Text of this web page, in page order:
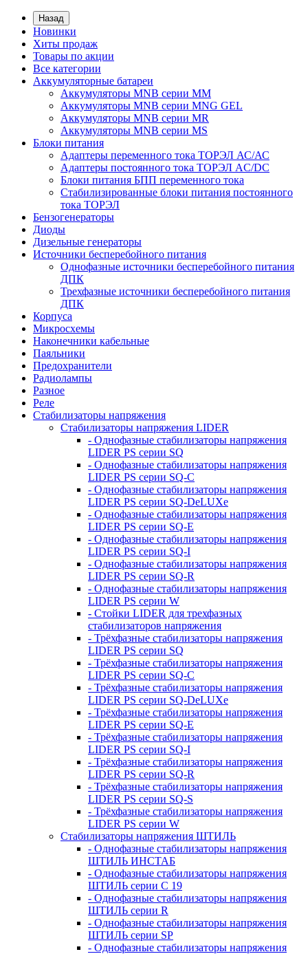
Назад
Новинки
Хиты продаж
Товары по акции
Все категории
Аккумуляторные батареи
Аккумуляторы MNB серии MM
Аккумуляторы MNB серии MNG GEL
Аккумуляторы MNB серии MR
Аккумуляторы MNB серии MS
Блоки питания
Адаптеры переменного тока ТОРЭЛ АС/АС
Адаптеры постоянного тока ТОРЭЛ AC/DC
Блоки питания БПП переменного тока
Стабилизированные блоки питания постоянного
тока ТОРЭЛ
Бензогенераторы
Диоды
Дизельные генераторы
Источники бесперебойного питания
Однофазные источники бесперебойного питания
ДПК
Трехфазные источники бесперебойного питания
ДПК
Корпуса
Микросхемы
Наконечники кабельные
Паяльники
Предохранители
Радиолампы
Разное
Реле
Стабилизаторы напряжения
Стабилизаторы напряжения LIDER
- Однофазные стабилизаторы напряжения
LIDER PS серии SQ
- Однофазные стабилизаторы напряжения
LIDER PS серии SQ-C
- Однофазные стабилизаторы напряжения
LIDER PS серии SQ-DeLUXe
- Однофазные стабилизаторы напряжения
LIDER PS серии SQ-E
- Однофазные стабилизаторы напряжения
LIDER PS серии SQ-I
- Однофазные стабилизаторы напряжения
LIDER PS серии SQ-R
- Однофазные стабилизаторы напряжения
LIDER PS серии W
- Стойки LIDER для трехфазных
стабилизаторов напряжения
- Трёхфазные стабилизаторы напряжения
LIDER PS серии SQ
- Трёхфазные стабилизаторы напряжения
LIDER PS серии SQ-C
- Трёхфазные стабилизаторы напряжения
LIDER PS серии SQ-DeLUXe
- Трёхфазные стабилизаторы напряжения
LIDER PS серии SQ-E
- Трёхфазные стабилизаторы напряжения
LIDER PS серии SQ-I
- Трёхфазные стабилизаторы напряжения
LIDER PS серии SQ-R
- Трёхфазные стабилизаторы напряжения
LIDER PS серии SQ-S
- Трёхфазные стабилизаторы напряжения
LIDER PS серии W
Стабилизаторы напряжения ШТИЛЬ
- Однофазные стабилизаторы напряжения
ШТИЛЬ ИНСТАБ
- Однофазные стабилизаторы напряжения
ШТИЛЬ серии C 19
- Однофазные стабилизаторы напряжения
ШТИЛЬ серии R
- Однофазные стабилизаторы напряжения
ШТИЛЬ серии SP
- Однофазные стабилизаторы напряжения